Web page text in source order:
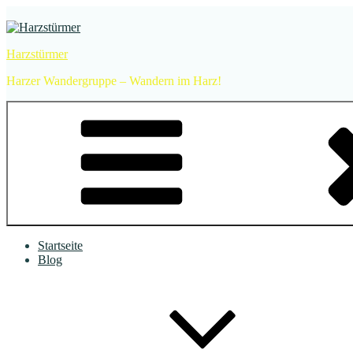
Inhalt
Harzstürmer
Harzer Wandergruppe – Wandern im Harz!
Startseite
Blog